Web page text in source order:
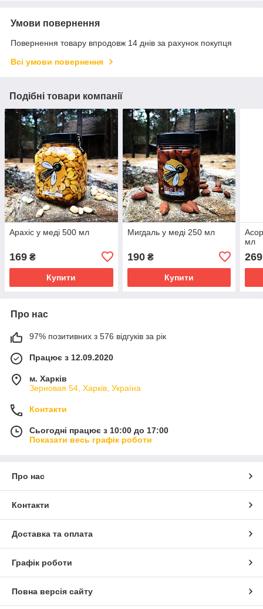
Умови повернення
Повернення товару впродовж 14 днів за рахунок покупця
Всі умови повернення
Подібні товари компанії
Арахіс у меді 500 мл
169 ₴
Купити
Мигдаль у меді 250 мл
190₴
Купити
мл
269
Про нас
97% позитивних з 576 відгуків за рік
Працює з 12.09.2020
м. Харків
Зерновая 54, Харків, Україна
Контакти
Сьогодні працює з 10:00 до 17:00
Показати весь графік роботи
Про нас
Контакти
Доставка та оплата
Графік роботи
Повна версія сайту